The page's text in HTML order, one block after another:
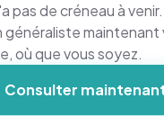
pas de créneau à
maintenant
où que vous soyez.
Consulter